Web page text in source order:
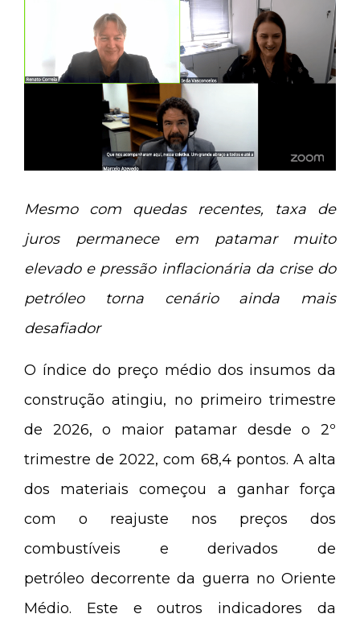
Mesmo com quedas recentes, taxa de
juros permanece em patamar muito
elevado e pressão inflacionária da crise do
petróleo torna cenário ainda mais
desafiador
O índice do preço médio dos insumos da
construção atingiu, no primeiro trimestre
de 2026, o maior patamar desde o 2º
trimestre de 2022, com 68,4 pontos. A alta
dos materiais começou a ganhar força
com o reajuste nos preços dos
combustíveis e derivados de
petróleo decorrente da guerra no Oriente
Médio. Este e outros indicadores da